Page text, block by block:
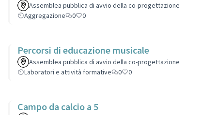
Assemblea pubblica di avvio della co-progettazione
Aggregazione
0 0
Percorsi di educazione musicale
Assemblea pubblica di avvio della co-progettazione
Laboratori e attività formative
0 0
Campo da calcio a 5